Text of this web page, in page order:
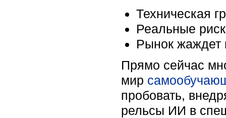
Техническая
Реальные
Рынок жаждет
Прямо сейчас
мир
пробовать,
рельсы ИИ в